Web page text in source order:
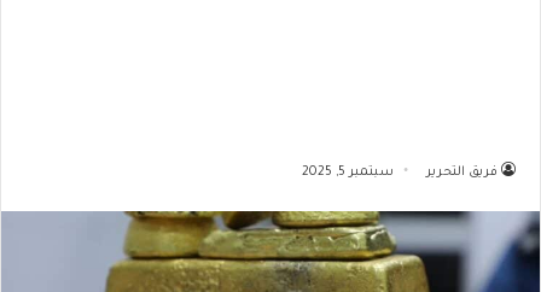
فريق التحرير سبتمبر 5, 2025